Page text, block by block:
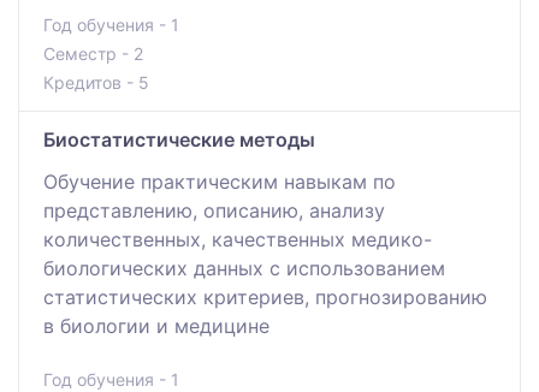
Год обучения - 1
Семестр - 2
Кредитов - 5
Биостатистические методы
Обучение практическим навыкам по
представлению, описанию, анализу
количественных, качественных медико-
биологических данных с использованием
статистических критериев, прогнозированию
в биологии и медицине
Год обучения - 1